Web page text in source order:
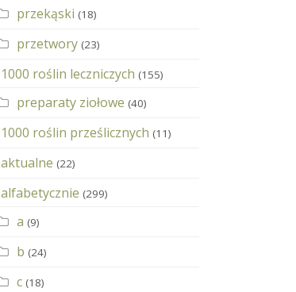
przekąski (18)
przetwory (23)
1000 roślin leczniczych (155)
preparaty ziołowe (40)
1000 roślin prześlicznych (11)
aktualne (22)
alfabetycznie (299)
a (9)
b (24)
c (18)